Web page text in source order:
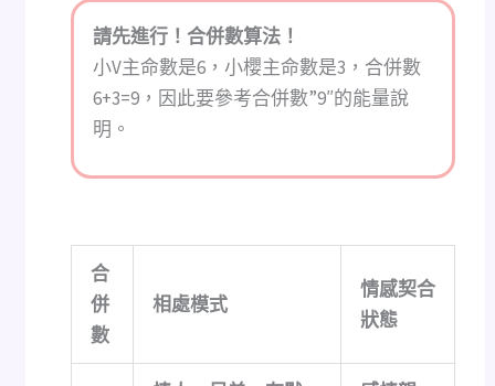
請先進行！合併數算法！
小V主命數是6，小櫻主命數是3，合併數
6+3=9，因此要參考合併數”9″的能量說
明。
合
併
數
相處模式
情感契合
狀態